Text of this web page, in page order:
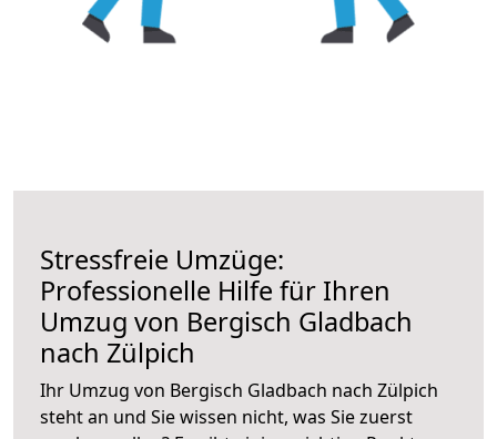
Stressfreie Umzüge:
Professionelle Hilfe für Ihren
Umzug von Bergisch Gladbach
nach Zülpich
Ihr Umzug von Bergisch Gladbach nach Zülpich
steht an und Sie wissen nicht, was Sie zuerst